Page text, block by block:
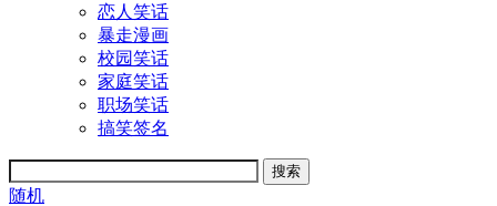
恋人笑话
暴走漫画
校园笑话
家庭笑话
职场笑话
搞笑签名
随机